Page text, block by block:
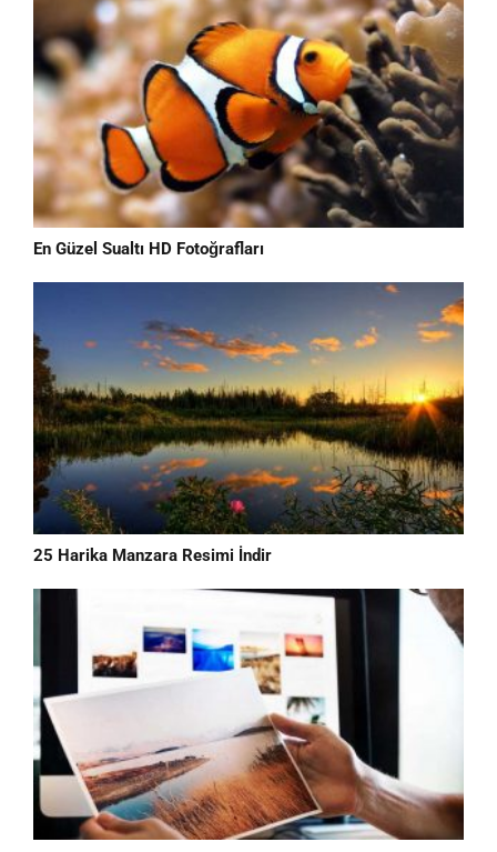
En Güzel Sualtı HD Fotoğrafları
25 Harika Manzara Resimi İndir